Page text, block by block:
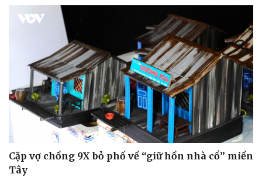
Cặp vợ chồng 9X bỏ phố về “giữ hồn nhà cổ” miền
Tây